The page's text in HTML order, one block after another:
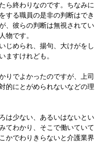
ら終わりなのです。ちなみに
する職員の是非の判断はでき
、彼らの判断は無視されてい
物です。
じめられ、揚句、大けがをし
ますけれども。
りでよかったのですが、上司
的にとがめられないなどの理
は少ない、あるいはないとい
てわかり、そこで働いていて
かでわりきらないと介護業界